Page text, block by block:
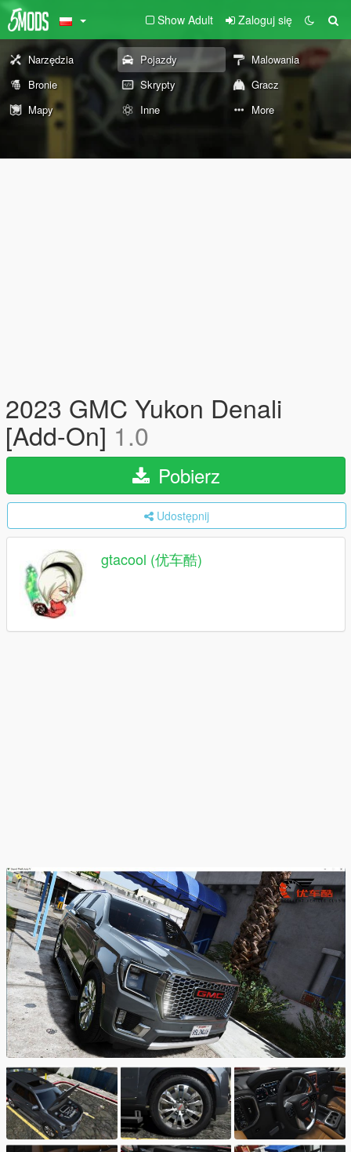
Show Adult Zaloguj się
Narzędzia Pojazdy
Malowania
Bronie
Skrypty
Gracz
Mapy
Inne More
2023 GMC Yukon Denali
[Add-On] 1.0
Pobierz
Udostępnij
gtacool (优车酷)